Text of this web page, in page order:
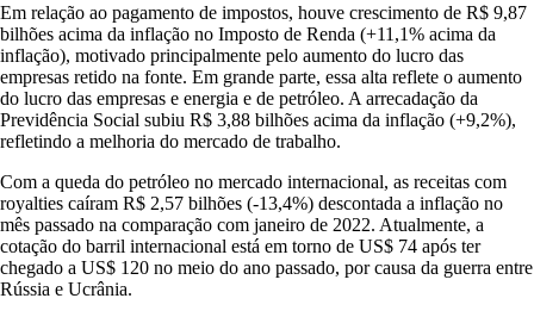
Em relação ao pagamento de impostos, houve crescimento de R$ 9,87
bilhões acima da inflação no Imposto de Renda (+11,1% acima da
inflação), motivado principalmente pelo aumento do lucro das
empresas retido na fonte. Em grande parte, essa alta reflete o aumento
do lucro das empresas e energia e de petróleo. A arrecadação da
Previdência Social subiu R$ 3,88 bilhões acima da inflação (+9,2%),
refletindo a melhoria do mercado de trabalho.
Com a queda do petróleo no mercado internacional, as receitas com
royalties caíram R$ 2,57 bilhões (-13,4%) descontada a inflação no
mês passado na comparação com janeiro de 2022. Atualmente, a
cotação do barril internacional está em torno de US$ 74 após ter
chegado a US$ 120 no meio do ano passado, por causa da guerra entre
Rússia e Ucrânia.